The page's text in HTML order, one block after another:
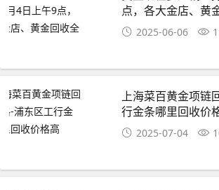
点，各大金店、黄
2025-06-06
上海菜百黄金项链
行金条哪里回收价
2025-07-04